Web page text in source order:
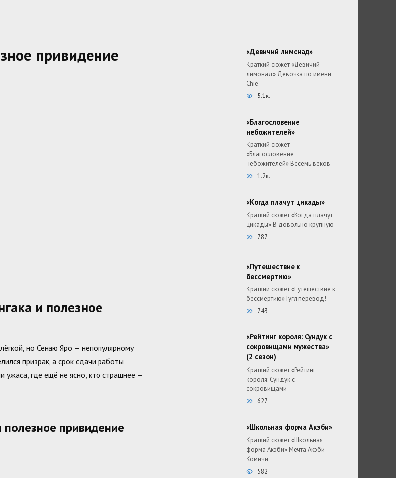
привидение
и полезное
но Сенаю Яро — непопулярному
призрак, а срок сдачи работы
где ещё не ясно, кто страшнее —
привидение
«Девичий лимонад»
Краткий сюжет «Девичий
лимонад» Девочка по имени
Chie
5.1к.
«Благословение
небожителей»
Краткий сюжет
«Благословение
небожителей» Восемь веков
1.2к.
«Когда плачут цикады»
Краткий сюжет «Когда плачут
цикады» В довольно крупную
787
«Путешествие к
бессмертию»
Краткий сюжет «Путешествие к
бессмертию» Гугл перевод!
743
«Рейтинг короля: Сундук с
сокровищами мужества»
(2 сезон)
Краткий сюжет «Рейтинг
короля: Сундук с
сокровищами
627
«Школьная форма Акэби»
Краткий сюжет «Школьная
форма Акэби» Мечта Акэби
Комичи
582